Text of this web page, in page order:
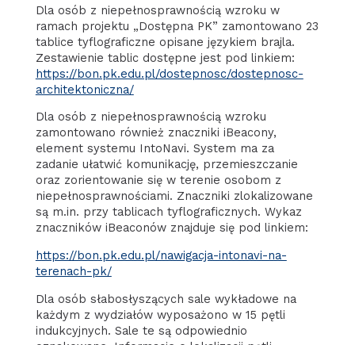
Dla osób z niepełnosprawnością wzroku w
ramach projektu „Dostępna PK” zamontowano 23
tablice tyflograficzne opisane językiem brajla.
Zestawienie tablic dostępne jest pod linkiem:
https://bon.pk.edu.pl/dostepnosc/dostepnosc-
architektoniczna/
Dla osób z niepełnosprawnością wzroku
zamontowano również znaczniki iBeacony,
element systemu IntoNavi. System ma za
zadanie ułatwić komunikację, przemieszczanie
oraz zorientowanie się w terenie osobom z
niepełnosprawnościami. Znaczniki zlokalizowane
są m.in. przy tablicach tyflograficznych. Wykaz
znaczników iBeaconów znajduje się pod linkiem:
https://bon.pk.edu.pl/nawigacja-intonavi-na-
terenach-pk/
Dla osób słabosłyszących sale wykładowe na
każdym z wydziałów wyposażono w 15 pętli
indukcyjnych. Sale te są odpowiednio